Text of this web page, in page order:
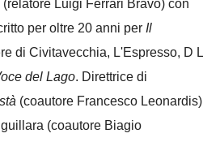
Luigi Ferrari Bravo) con
per oltre 20 anni per Il
di Civitavecchia, L'Espresso, D
del Lago. Direttrice di
(coautore Francesco
(coautore Biagio